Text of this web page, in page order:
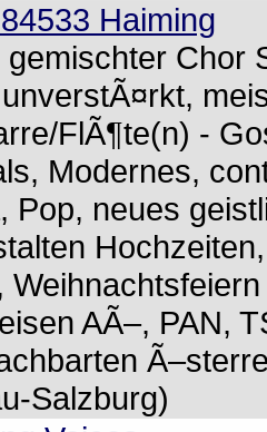
Haiming
gemischter Chor
FlÃ¶te(n) -
Modernes,
Pop, neues
AÃ–, PAN,
Salzburg)